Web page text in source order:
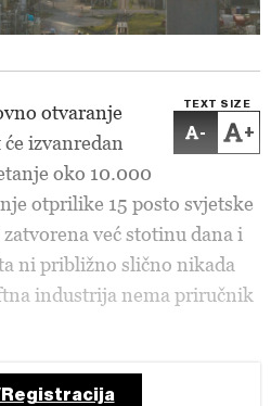
TEXT SIZE
- +
otvaranje
izvanredan
oko 10.000
otprilike 15 posto svjetske
već stotinu dana i
ni približno slično nikada
industrija nema priručnik